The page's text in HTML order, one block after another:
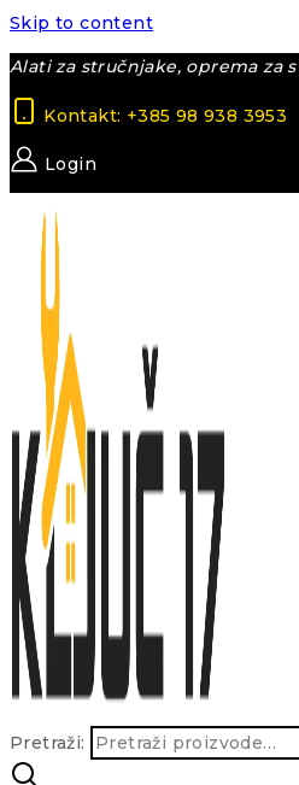
Skip to content
Alati za stručnjake, oprema za
Kontakt: +385 98 938 3953
Login
Pretraži: